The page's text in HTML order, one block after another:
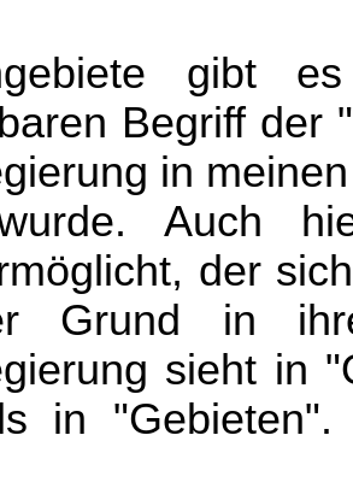
gibt
Begriff der
in
Auch
der
Grund in
sieht in
in